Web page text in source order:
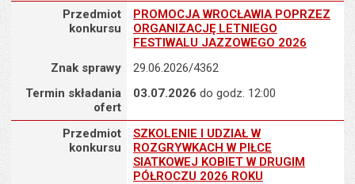
Przedmiot konkursu : PROMOCJA WROCŁAWIA POPRZEZ
Przedmiot
konkursu
PROMOCJA WROCŁAWIA POPRZEZ
ORGANIZACJĘ LETNIEGO
FESTIWALU JAZZOWEGO 2026
Znak sprawy
29.06.2026/4362
Termin składania
ofert
03.07.2026 do godz. 12:00
Przedmiot konkursu : SZKOLENIE I UDZIAŁ W ROZGRYWKACH
Przedmiot
konkursu
SZKOLENIE I UDZIAŁ W
ROZGRYWKACH W PIŁCE
SIATKOWEJ KOBIET W DRUGIM
PÓŁROCZU 2026 ROKU